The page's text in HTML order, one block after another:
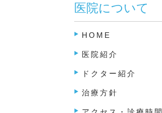
医院について
HOME
医院紹介
ドクター紹介
治療方針